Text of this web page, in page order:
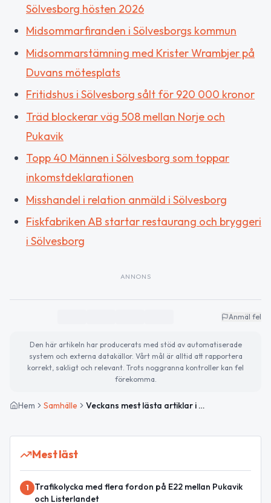
Sölvesborg hösten 2026
Midsommarfiranden i Sölvesborgs kommun
Midsommarstämning med Krister Wrambjer på
Duvans mötesplats
Fritidshus i Sölvesborg sålt för 920 000 kronor
Träd blockerar väg 508 mellan Norje och
Pukavik
Topp 40 Männen i Sölvesborg som toppar
inkomstdeklarationen
Misshandel i relation anmäld i Sölvesborg
Fiskfabriken AB startar restaurang och bryggeri
i Sölvesborg
ANNONS
Anmäl fel
Den här artikeln har producerats med stöd av automatiserade
system och externa datakällor. Vårt mål är alltid att rapportera
korrekt, sakligt och relevant. Trots noggranna kontroller kan fel
förekomma.
Hem Samhälle Veckans mest lästa artiklar i Sölvesborg
Mest läst
1
Trafikolycka med flera fordon på E22 mellan Pukavik
och Listerlandet